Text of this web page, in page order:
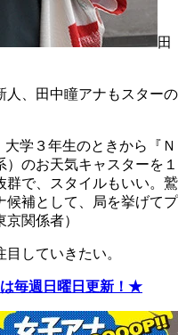
田
人、田中瞳アナもスターの
学３年生のときから『Ｎ
のお天気キャスターを１
群で、スタイルもいい。鷲
候補として、局を挙げてプ
関係者）
していきたい。
毎週日曜日更新！★